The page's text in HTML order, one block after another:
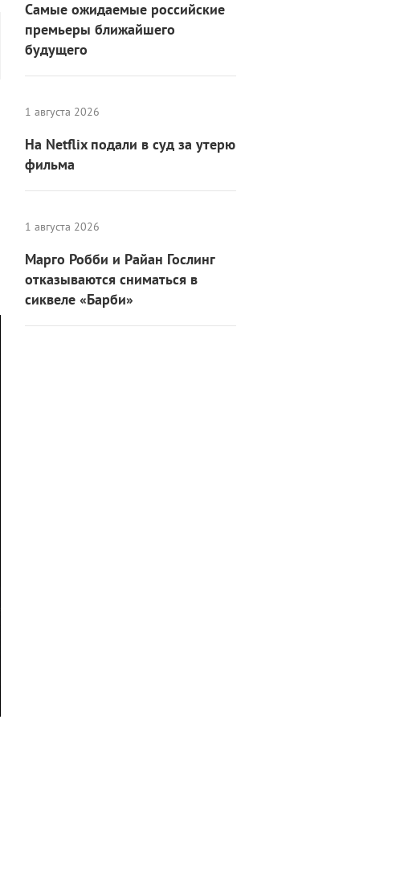
Самые ожидаемые российские
премьеры ближайшего
будущего
1 августа 2026
На Netflix подали в суд за утерю
фильма
1 августа 2026
Марго Робби и Райан Гослинг
отказываются сниматься в
сиквеле «Барби»